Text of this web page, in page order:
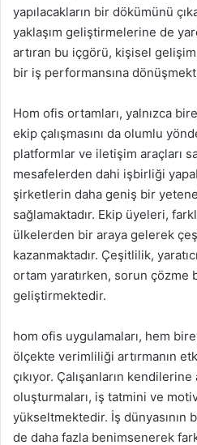
yapılacakların bir dökümünü
yaklaşım geliştirmelerine de
artıran bu içgörü, kişisel
bir iş performansına
Hom ofis ortamları, yalnızca
ekip çalışmasını da olumlu
platformlar ve iletişim araçları
mesafelerden dahi işbirliği
şirketlerin daha geniş bir
sağlamaktadır. Ekip üyeleri,
ülkelerden bir araya gelerek
kazanmaktadır. Çeşitlilik,
ortam yaratırken, sorun çözme
geliştirmektedir.
hom ofis uygulamaları, hem
ölçekte verimliliği artırmanın
çıkıyor. Çalışanların kendilerine
oluşturmaları, iş tatmini ve
yükseltmektedir. İş dünyasının
de daha fazla benimsenerek